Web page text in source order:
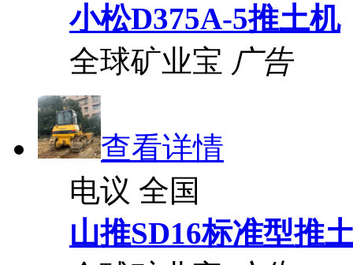
小松D375A-5推土机
全球矿业宝 广告
查看详情
电议 全国
山推SD16标准型推